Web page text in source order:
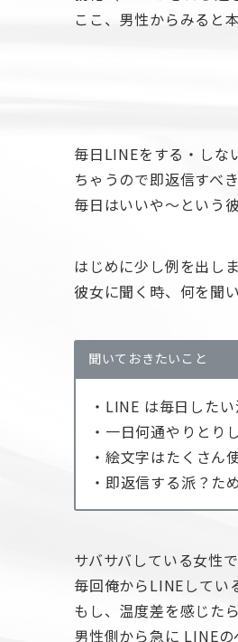
ここ、男性からみると
毎日LINEをする・しな
ちゃうので即返信すべ
毎日はいいや〜という
はじめに少し例を出し
彼女に聞く時、何を聞
聞いておきたいこと
・LINE は毎日した
・一日何通やりとり
・絵文字はたくさん
・即返信する派？た
サバサバしている女性
毎回俺からLINEしてい
もし、温度差を感じた
男性側から急に LINE